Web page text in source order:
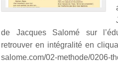
de Jacques Salomé sur
retrouver en intégralité en
salome.com/02-methode/0206-